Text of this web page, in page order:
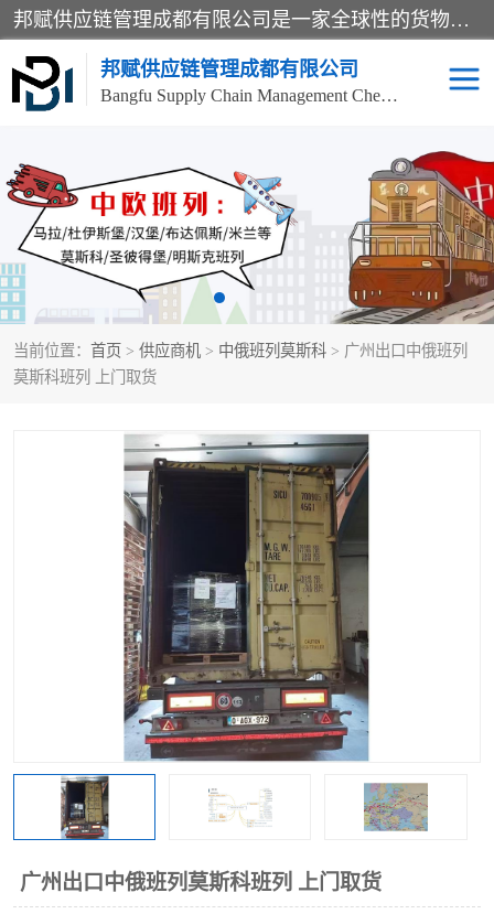
邦赋供应链管理成都有限公司是一家全球性的货物运输代理公司，主要从事：波兰中欧班列、德国中欧班列、出口莫斯科班列、中欧班列进口、蓉欧铁路、成都出口空运等业务，同时亦提供报关、报检、仓储、码头操作等服务。
邦赋供应链管理成都有限公司
Bangfu Supply Chain Management Chengdu Co.,LTD
当前位置： 首页 > 供应商机 > 中俄班列莫斯科 > 广州出口中俄班列
莫斯科班列 上门取货
广州出口中俄班列莫斯科班列 上门取货
进出口门到门 成都中欧班列
国际汽运 国际空运
食品进口物流清关 南美海运
化妆品进口清关物流 国际海运
中俄铁路班列 中欧班列进口红酒啤酒
蓉欧班列进口机械设备 马来西亚物流
铁路出口拼箱/整柜
中俄班列莫斯科